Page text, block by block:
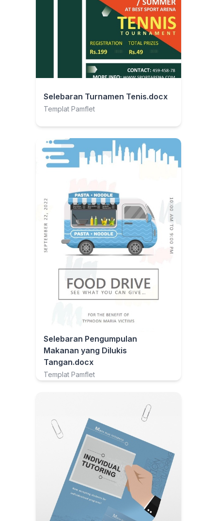
Selebaran Turnamen Tenis.docx
Templat Pamflet
Selebaran Pengumpulan
Makanan yang Dilukis
Tangan.docx
Templat Pamflet